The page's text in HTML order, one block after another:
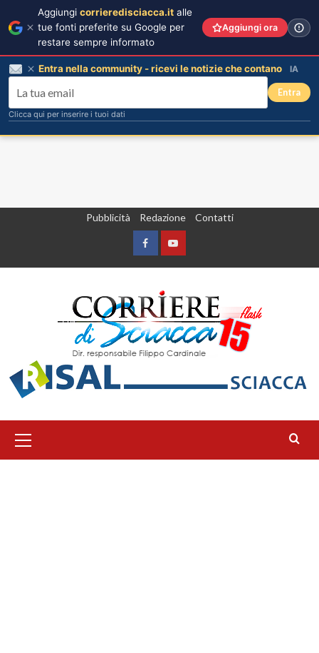
Pubblicità Redazione Contatti
FacebookYountube
principale
Aggiungi corrieredisciacca.it alle
tue fonti preferite su Google per
restare sempre informato
Aggiungi ora
Entra nella community - ricevi le notizie che contano IA
Entra
Clicca qui per inserire i tuoi dati